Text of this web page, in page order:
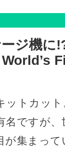
ジ機に
ットカッ
名ですが
が集まっ